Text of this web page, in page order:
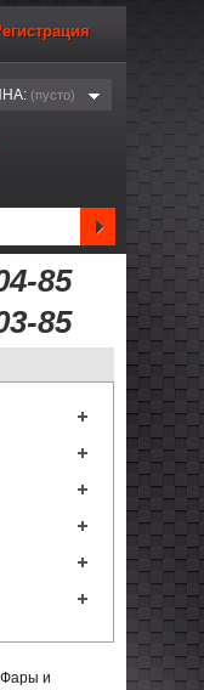
85
85
(пустo)
Фары и